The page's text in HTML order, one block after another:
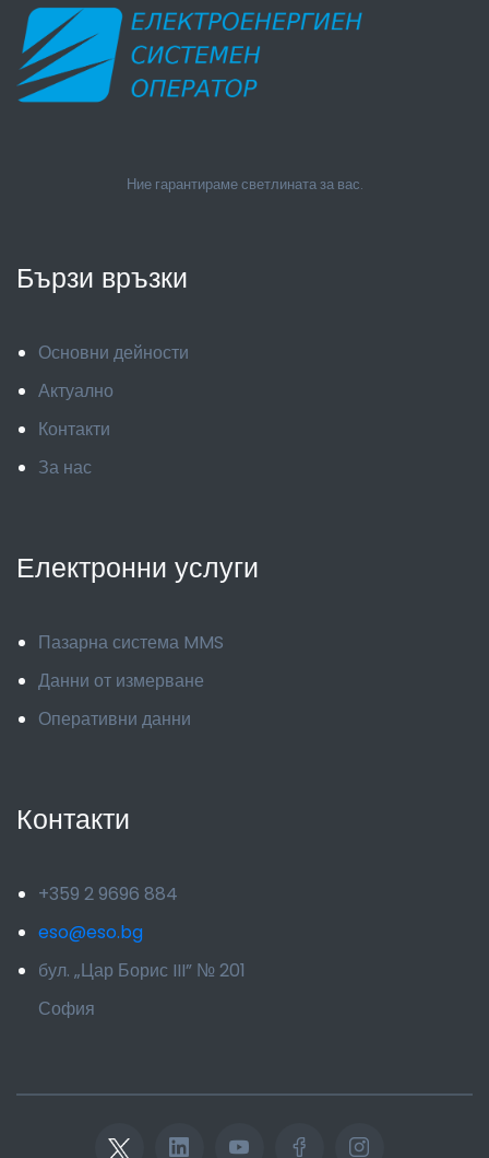
Ние гарантираме светлината за вас.
Бързи връзки
Основни дейности
Актуално
Контакти
За нас
Електронни услуги
Пазарна система MMS
Данни от измерване
Оперативни данни
Контакти
+359 2 9696 884
eso@eso.bg
бул. „Цар Борис III” № 201
София